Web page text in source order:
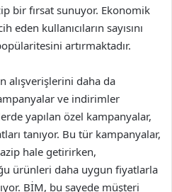
bir fırsat sunuyor. Ekonomik
eden kullanıcıların sayısını
artırmaktadır.
alışverişlerini daha da
ve indirimler
yapılan özel kampanyalar,
tanıyor. Bu tür kampanyalar,
hale getirirken,
ürünleri daha uygun fiyatlarla
BİM, bu sayede müşteri